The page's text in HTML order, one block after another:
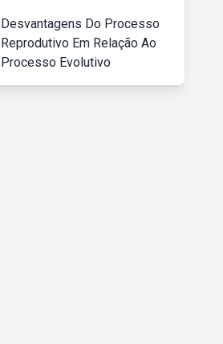
Desvantagens Do Processo
Reprodutivo Em Relação Ao
Processo Evolutivo